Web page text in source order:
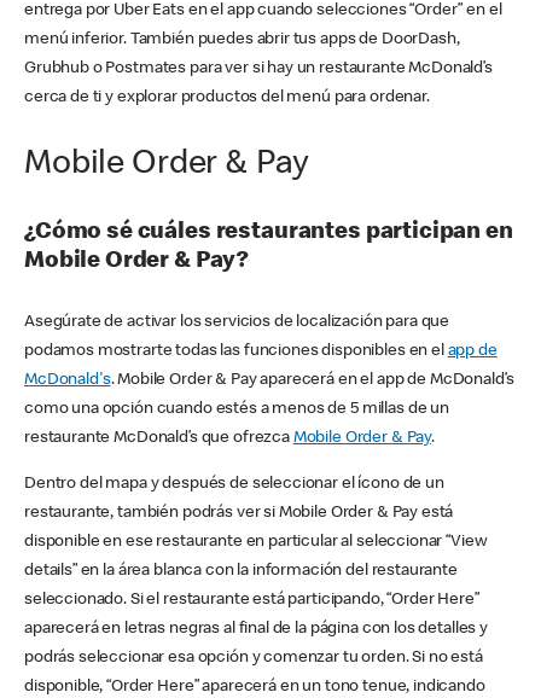
entrega por Uber Eats en el app cuando selecciones “Order” en el
menú inferior. También puedes abrir tus apps de DoorDash,
Grubhub o Postmates para ver si hay un restaurante McDonald’s
cerca de ti y explorar productos del menú para ordenar.
Mobile Order & Pay
¿Cómo sé cuáles restaurantes participan en
Mobile Order & Pay?
Asegúrate de activar los servicios de localización para que
podamos mostrarte todas las funciones disponibles en el app de
McDonald's. Mobile Order & Pay aparecerá en el app de McDonald’s
como una opción cuando estés a menos de 5 millas de un
restaurante McDonald’s que ofrezca Mobile Order & Pay.
Dentro del mapa y después de seleccionar el ícono de un
restaurante, también podrás ver si Mobile Order & Pay está
disponible en ese restaurante en particular al seleccionar “View
details” en la área blanca con la información del restaurante
seleccionado. Si el restaurante está participando, “Order Here”
aparecerá en letras negras al final de la página con los detalles y
podrás seleccionar esa opción y comenzar tu orden. Si no está
disponible, “Order Here” aparecerá en un tono tenue, indicando